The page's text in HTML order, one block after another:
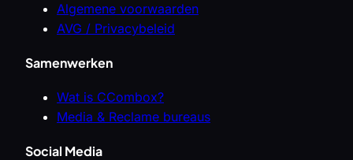
Algemene voorwaarden
AVG / Privacybeleid
Samenwerken
Wat is CCombox?
Media & Reclame bureaus
Social Media